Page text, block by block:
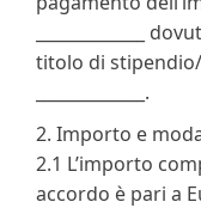
_____________
titolo di
_____________.
2. Importo e
2.1 L’importo
accordo è pari a